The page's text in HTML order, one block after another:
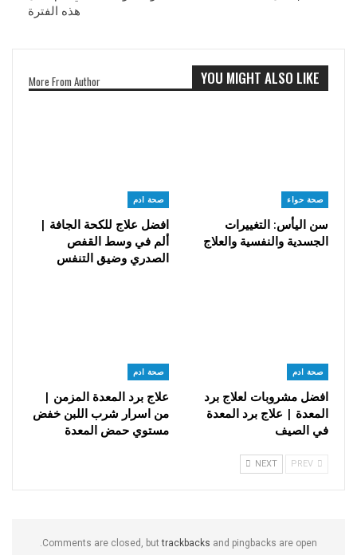
هذه الفترة
YOU MIGHT ALSO LIKE
More From Author
صحة حواء
سن اليأس: التغييرات
الجسدية والنفسية والعلاج
صحة ادم
افضل علاج للكحة الجافة |
ألم في وسط القفص
الصدري وضيق التنفس
صحة ادم
افضل مشروبات لعلاج برد
المعدة | علاج برد المعدة
في الصيف
صحة ادم
علاج برد المعدة المزمن |
من اسرار شرب اللبن خفض
مستوي حمض المعدة
NEXT
Comments are closed, buttrackbacks and pingbacks are open.